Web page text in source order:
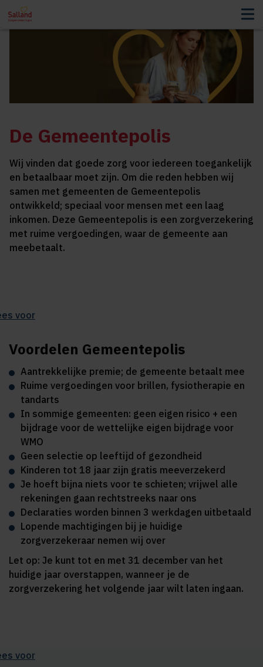
De Gemeentepolis
Wij vinden dat goede zorg voor iedereen toegankelijk
en betaalbaar moet zijn. Om die reden hebben wij
samen met gemeenten de Gemeentepolis
ontwikkeld; speciaal voor mensen met een laag
inkomen. Deze Gemeentepolis is een zorgverzekering
met ruime vergoedingen, waar de gemeente aan
meebetaalt.
voor
Voordelen Gemeentepolis
Aantrekkelijke premie; de gemeente betaalt mee
Ruime vergoedingen voor brillen, fysiotherapie en
tandarts
In sommige gemeenten: geen eigen risico + een
bijdrage voor de wettelijke eigen bijdrage voor
WMO
Geen selectie op leeftijd of gezondheid
Kinderen tot 18 jaar zijn gratis meeverzekerd
Je hoeft bijna niets voor te schieten; vrijwel alle
rekeningen gaan rechtstreeks naar ons
Declaraties worden binnen 3 werkdagen uitbetaald
Lopende machtigingen bij je huidige
zorgverzekeraar nemen wij over
Let op: Je kunt tot en met 31 december van het
huidige jaar overstappen, wanneer je de
zorgverzekering het volgende jaar wilt laten ingaan.
voor